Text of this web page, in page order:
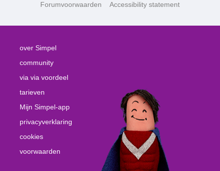
Forumvoorwaarden Accessibility statement
over Simpel
community
via via voordeel
tarieven
Mijn Simpel-app
privacyverklaring
cookies
voorwaarden